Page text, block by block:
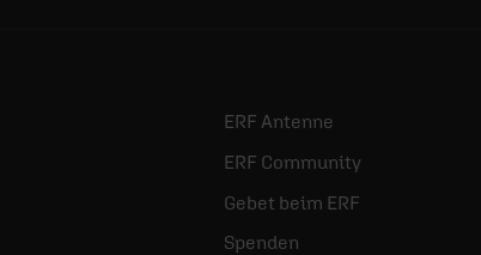
ERF Antenne
ERF Community
Gebet beim ERF
Spenden